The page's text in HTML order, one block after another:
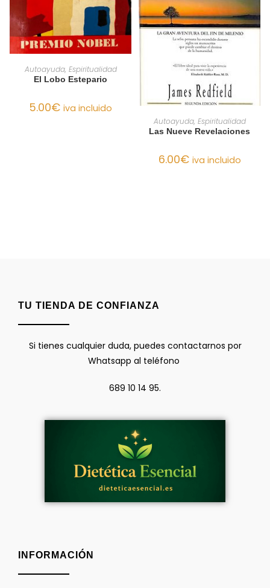
AÑADIR AL CARRITO
Autoayuda, Espiritualidad
El Lobo Estepario
5.00€ iva incluido
AÑADIR AL CARRITO
Autoayuda, Espiritualidad
Las Nueve Revelaciones
6.00€ iva incluido
TU TIENDA DE CONFIANZA
Si tienes cualquier duda, puedes contactarnos por
Whatsapp al teléfono
689 10 14 95.
INFORMACIÓN